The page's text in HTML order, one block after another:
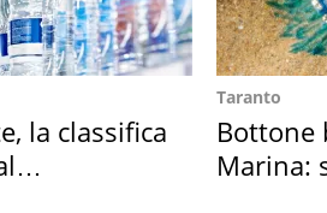
la classifica
Taranto
Bottone
Marina: